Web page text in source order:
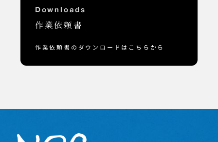
Downloads
作業依頼書
作業依頼書のダウンロードはこちらから